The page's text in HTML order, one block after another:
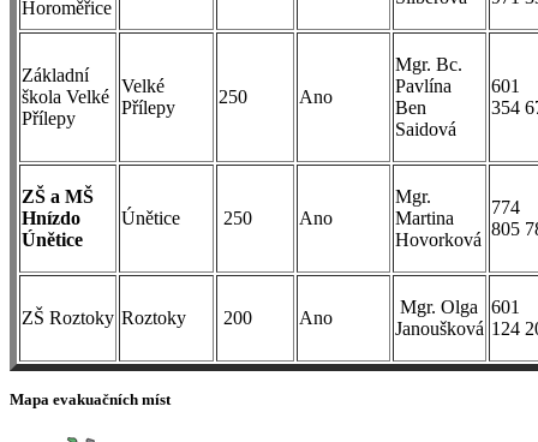
Horoměřice
Základní
škola Velké
Přílepy
Velké
Přílepy
250 Ano
Mgr. Bc.
Pavlína
Ben
Saidová
601
354
ZŠ a MŠ
Hnízdo
Únětice
Únětice 250 Ano
Mgr.
Martina
Hovorková
774
805
ZŠ Roztoky Roztoky 200 Ano
Mgr. Olga
Janoušková
601
124
Mapa evakuačních míst